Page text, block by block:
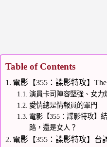
Table of Contents
電影【355：諜影特攻】
演員卡司陣容堅強、女力
愛情總是情報員的罩門
電影【355：諜影特攻】
路，還是女人？
電影【355：諜影特攻】台